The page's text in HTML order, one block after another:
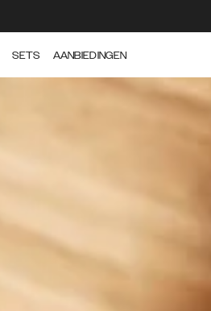
SETS AANBIEDINGEN